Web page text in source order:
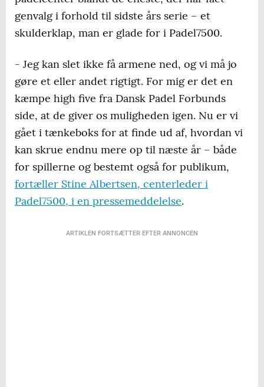
genvalg i forhold til sidste års serie – et
skulderklap, man er glade for i Padel7500.
- Jeg kan slet ikke få armene ned, og vi må jo
gøre et eller andet rigtigt. For mig er det en
kæmpe high five fra Dansk Padel Forbunds
side, at de giver os muligheden igen. Nu er vi
gået i tænkeboks for at finde ud af, hvordan vi
kan skrue endnu mere op til næste år – både
for spillerne og bestemt også for publikum,
fortæller Stine Albertsen, centerleder i
Padel7500, i en pressemeddelelse.
ARTIKLEN FORTSÆTTER EFTER ANNONCEN